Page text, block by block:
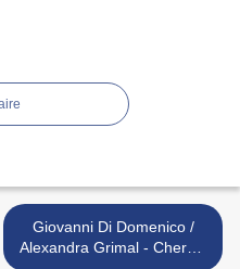
Giovanni Di Domenico /
Alexandra Grimal - Chergui